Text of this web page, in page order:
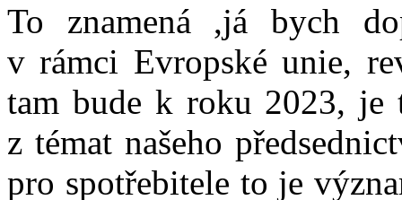
To znamená ,já bych
v rámci Evropské unie,
tam bude k roku 2023,
z témat našeho
pro spotřebitele to je